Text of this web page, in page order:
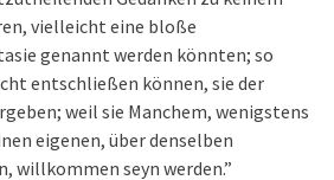
vielleicht eine bloße
genannt werden könnten; so
entschließen können, sie der
weil sie Manchem, wenigstens
eigenen, über denselben
willkommen seyn werden.”